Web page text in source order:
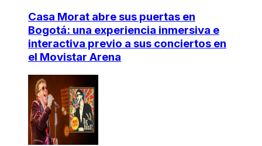
Casa Morat abre sus puertas en
Bogotá: una experiencia inmersiva e
interactiva previo a sus conciertos en
el Movistar Arena